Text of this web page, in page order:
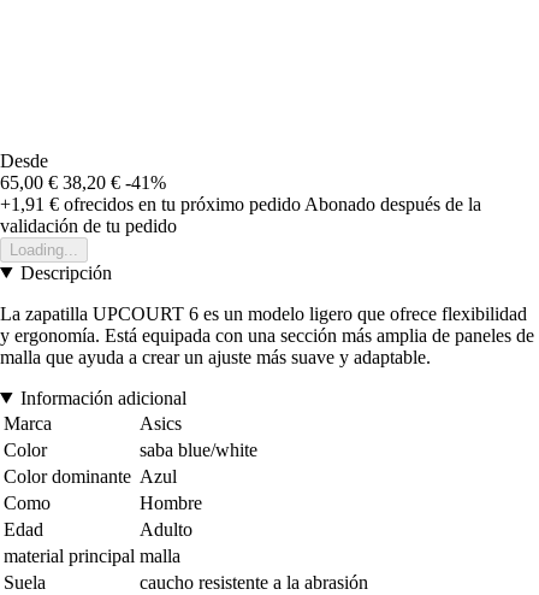
Desde
65,00 € 38,20 € -41%
+1,91 € ofrecidos en tu próximo pedido Abonado después de la
validación de tu pedido
Loading...
Descripción
La zapatilla UPCOURT 6 es un modelo ligero que ofrece flexibilidad
y ergonomía. Está equipada con una sección más amplia de paneles de
malla que ayuda a crear un ajuste más suave y adaptable.
Información adicional
Marca
Asics
Color
saba blue/white
Color dominante Azul
Como
Hombre
Edad
Adulto
material principal malla
Suela
caucho resistente a la abrasión